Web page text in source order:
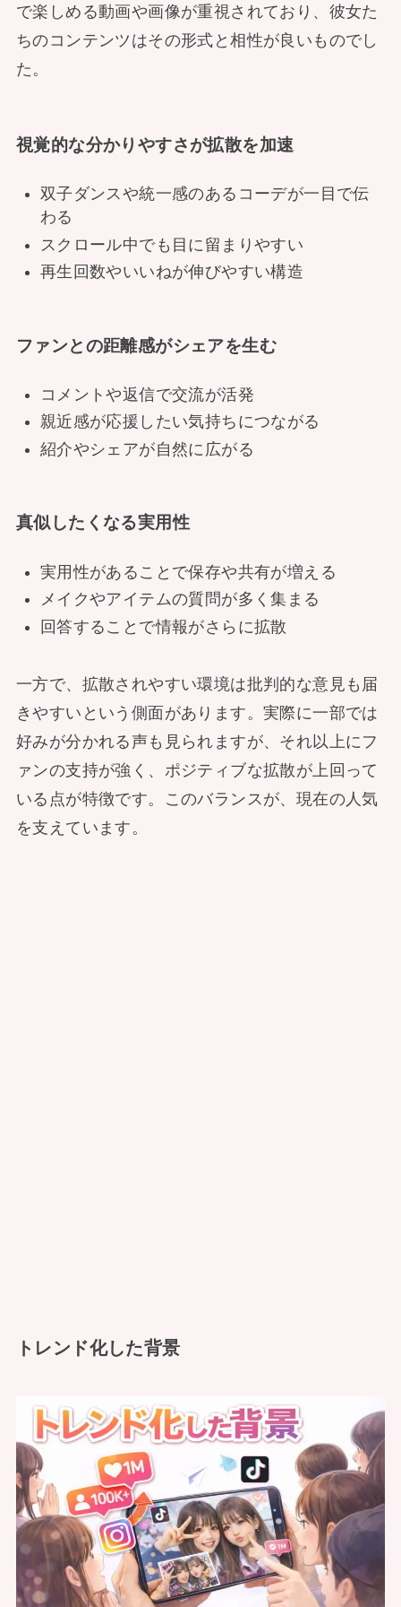
で楽しめる動画や画像が重視されており、彼女た
ちのコンテンツはその形式と相性が良いものでし
た。
視覚的な分かりやすさが拡散を加速
双子ダンスや統一感のあるコーデが一目で伝
わる
スクロール中でも目に留まりやすい
再生回数やいいねが伸びやすい構造
ファンとの距離感がシェアを生む
コメントや返信で交流が活発
親近感が応援したい気持ちにつながる
紹介やシェアが自然に広がる
真似したくなる実用性
実用性があることで保存や共有が増える
メイクやアイテムの質問が多く集まる
回答することで情報がさらに拡散
一方で、拡散されやすい環境は批判的な意見も届
きやすいという側面があります。実際に一部では
好みが分かれる声も見られますが、それ以上にフ
ァンの支持が強く、ポジティブな拡散が上回って
いる点が特徴です。このバランスが、現在の人気
を支えています。
トレンド化した背景